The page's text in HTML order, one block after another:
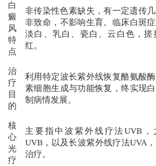
白
癜
风
特
点
非传染性色素缺失，有一定遗传
非致命，不影响生育。临床白斑
淡白、乳白、瓷白、云白色，搓
红。
治
疗
目
的
利用特定波长紫外线恢复酪氨酸
素细胞生成与功能恢复，终实现
制病情发展。
核
心
光
疗
主要指中波紫外线疗法UVB，
UVB，以及长波紫外线疗法UVA
治疗。